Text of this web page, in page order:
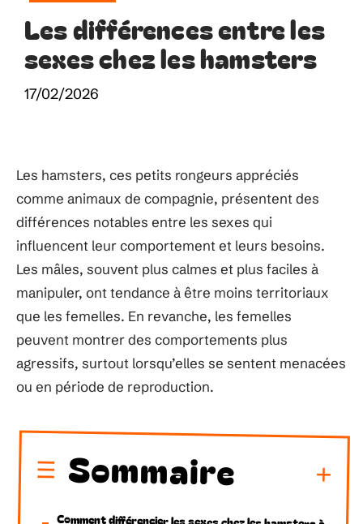
Les différences entre les
sexes chez les hamsters
17/02/2026
Les hamsters, ces petits rongeurs appréciés
comme animaux de compagnie, présentent des
différences notables entre les sexes qui
influencent leur comportement et leurs besoins.
Les mâles, souvent plus calmes et plus faciles à
manipuler, ont tendance à être moins territoriaux
que les femelles. En revanche, les femelles
peuvent montrer des comportements plus
agressifs, surtout lorsqu’elles se sentent menacées
ou en période de reproduction.
Sommaire